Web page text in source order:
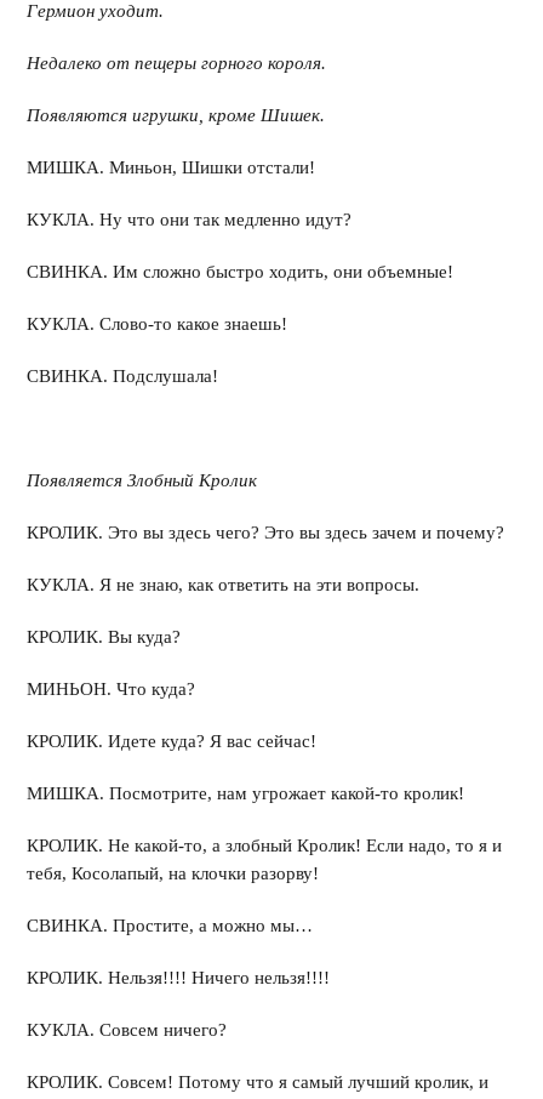
Гермион уходит.
Недалеко от пещеры горного короля.
Появляются игрушки, кроме Шишек.
МИШКА. Миньон, Шишки отстали!
КУКЛА. Ну что они так медленно идут?
СВИНКА. Им сложно быстро ходить, они объемные!
КУКЛА. Слово-то какое знаешь!
СВИНКА. Подслушала!
Появляется Злобный Кролик
КРОЛИК. Это вы здесь чего? Это вы здесь зачем и почему?
КУКЛА. Я не знаю, как ответить на эти вопросы.
КРОЛИК. Вы куда?
МИНЬОН. Что куда?
КРОЛИК. Идете куда? Я вас сейчас!
МИШКА. Посмотрите, нам угрожает какой-то кролик!
КРОЛИК. Не какой-то, а злобный Кролик! Если надо, то я и
тебя, Косолапый, на клочки разорву!
СВИНКА. Простите, а можно мы…
КРОЛИК. Нельзя!!!! Ничего нельзя!!!!
КУКЛА. Совсем ничего?
КРОЛИК. Совсем! Потому что я самый лучший кролик, и